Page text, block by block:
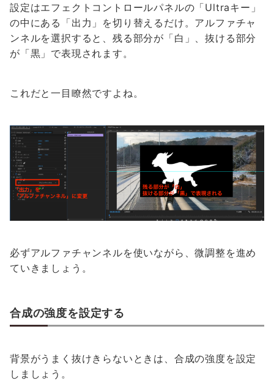
設定はエフェクトコントロールパネルの「Ultraキー」
の中にある「出力」を切り替えるだけ。アルファチャ
ンネルを選択すると、残る部分が「白」、抜ける部分
が「黒」で表現されます。
これだと一目瞭然ですよね。
必ずアルファチャンネルを使いながら、微調整を進め
ていきましょう。
合成の強度を設定する
背景がうまく抜けきらないときは、合成の強度を設定
しましょう。